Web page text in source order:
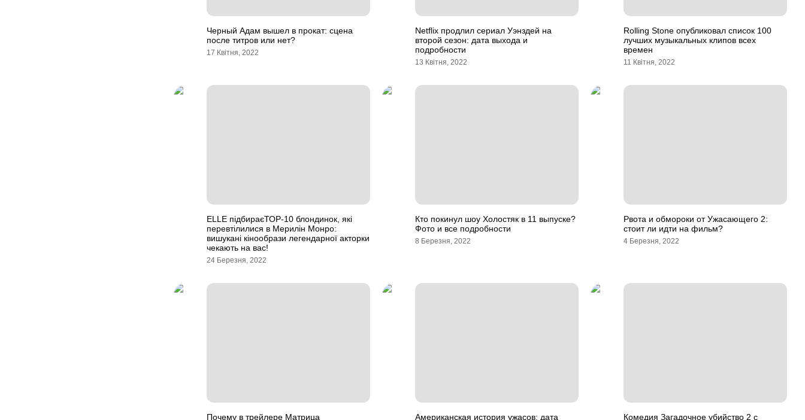
Черный Адам вышел в прокат: сцена
после титров или нет?
17 Квітня, 2022
Netflix продлил сериал Уэнздей на
второй сезон: дата выхода и
подробности
13 Квітня, 2022
Rolling Stone опубликовал список 100
лучших музыкальных клипов всех
времен
11 Квітня, 2022
ELLE підбираєТОР-10 блондинок, які
перевтілилися в Мерилін Монро:
вишукані кінообрази легендарної акторки
чекають на вас!
24 Березня, 2022
Кто покинул шоу Холостяк в 11 выпуске?
Фото и все подробности
8 Березня, 2022
Рвота и обмороки от Ужасающего 2:
стоит ли идти на фильм?
4 Березня, 2022
Почему в трейлере Матрица Американская история ужасов: дата Комедия Загадочное убийство 2 с